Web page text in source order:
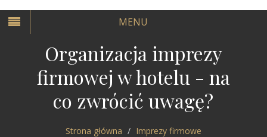
MENU
Organizacja imprezy
firmowej w hotelu - na
co zwrócić uwagę?
Strona główna
Imprezy firmowe